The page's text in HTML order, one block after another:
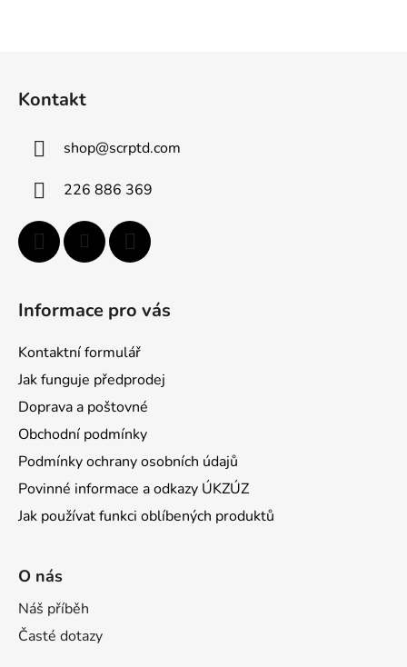
Kontakt
shop@scrptd.com
226 886 369
Informace pro vás
Kontaktní formulář
Jak funguje předprodej
Doprava a poštovné
Obchodní podmínky
Podmínky ochrany osobních údajů
Povinné informace a odkazy ÚKZÚZ
Jak používat funkci oblíbených produktů
O nás
Náš příběh
Časté dotazy